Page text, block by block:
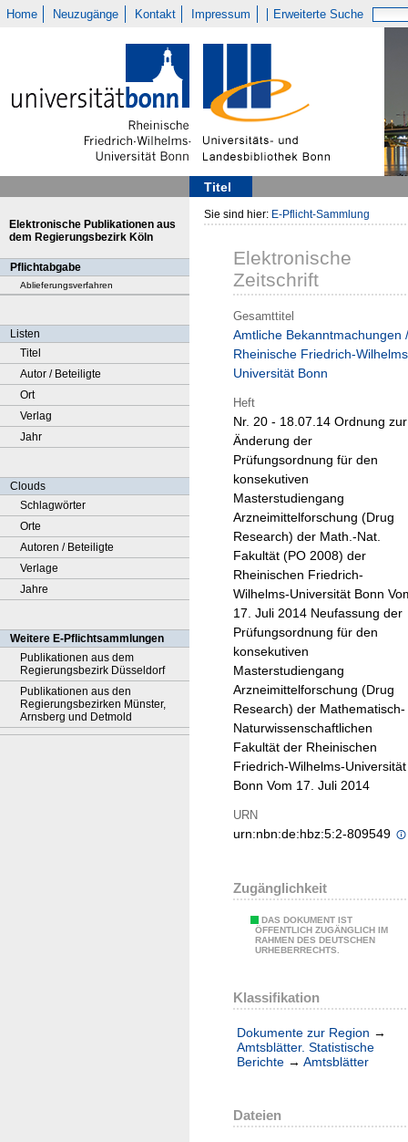
Home Neuzugänge Kontakt Impressum Erweiterte Suche
Titel
Elektronische Publikationen aus
dem Regierungsbezirk Köln
Pflichtabgabe
Ablieferungsverfahren
Listen
Titel
Autor / Beteiligte
Ort
Verlag
Jahr
Clouds
Schlagwörter
Orte
Autoren / Beteiligte
Verlage
Jahre
Weitere E-Pflichtsammlungen
Publikationen aus dem
Regierungsbezirk Düsseldorf
Publikationen aus den
Regierungsbezirken Münster,
Arnsberg und Detmold
Sie sind hier: E-Pflicht-Sammlung
Elektronische
Zeitschrift
Gesamttitel
Amtliche Bekanntmachungen /
Rheinische Friedrich-
Universität Bonn
Heft
Nr. 20 - 18.07.14 Ordnung zur
Änderung der
Prüfungsordnung für den
konsekutiven
Masterstudiengang
Arzneimittelforschung (Drug
Research) der Math.-Nat.
Fakultät (PO 2008) der
Rheinischen Friedrich-
Wilhelms-Universität Bonn
17. Juli 2014 Neufassung der
Prüfungsordnung für den
konsekutiven
Masterstudiengang
Arzneimittelforschung (Drug
Research) der Mathematisch-
Naturwissenschaftlichen
Fakultät der Rheinischen
Friedrich-Wilhelms-Universität
Bonn Vom 17. Juli 2014
URN
urn:nbn:de:hbz:5:2-809549
Zugänglichkeit
DAS DOKUMENT IST
ÖFFENTLICH ZUGÄNGLICH IM
RAHMEN DES DEUTSCHEN
URHEBERRECHTS.
Klassifikation
Dokumente zur Region →
Amtsblätter. Statistische
Berichte → Amtsblätter
Dateien